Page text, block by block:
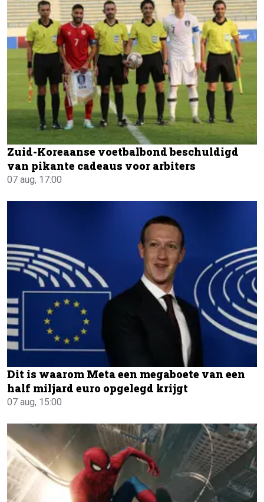
Zuid-Koreaanse voetbalbond beschuldigd
van pikante cadeaus voor arbiters
07 aug, 17:00
Dit is waarom Meta een megaboete van een
half miljard euro opgelegd krijgt
07 aug, 15:00